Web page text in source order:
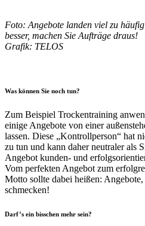
Foto: Angebote landen viel zu
besser, machen Sie Aufträge draus!
Grafik: TELOS
Was können Sie noch tun?
Zum Beispiel Trockentraining
einige Angebote von einer
lassen. Diese „Kontrollperson“ hat
zu tun und kann daher neutraler als
Angebot kunden- und
Vom perfekten Angebot zum
Motto sollte dabei heißen:
schmecken!
Darf’s ein bisschen mehr sein?